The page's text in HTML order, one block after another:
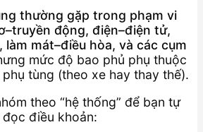
thường gặp trong phạm vi
động, điện–điện tử,
làm mát–điều hòa, và các cụm
mức độ bao phủ phụ thuộc
tùng (theo xe hay thay thế).
theo “hệ thống” để bạn tự
điều khoản: